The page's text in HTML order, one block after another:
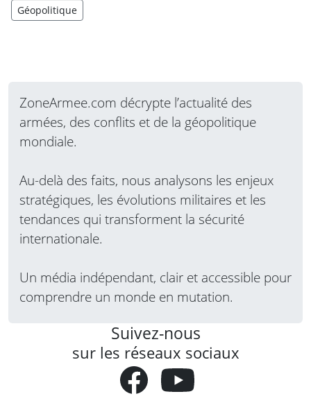
Géopolitique
ZoneArmee.com décrypte l’actualité des
armées, des conflits et de la géopolitique
mondiale.
Au-delà des faits, nous analysons les enjeux
stratégiques, les évolutions militaires et les
tendances qui transforment la sécurité
internationale.
Un média indépendant, clair et accessible pour
comprendre un monde en mutation.
Suivez-nous
sur les réseaux sociaux